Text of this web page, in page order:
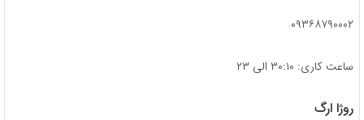
۰۹۳۶۸۷۹۰۰۰۲
ساعت کاری: ۳۰:۱۰ الی ۲۳
روژا ارگ